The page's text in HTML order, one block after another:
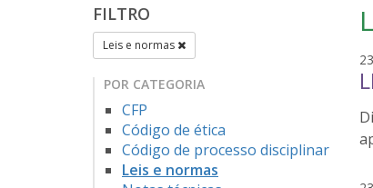
FILTRO
Leis e normas
POR CATEGORIA
CFP
Código de ética
Código de processo disciplinar
Leis e normas